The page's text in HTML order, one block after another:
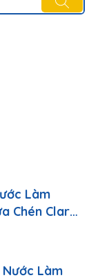
Làm
Chén Clara
Nước Làm